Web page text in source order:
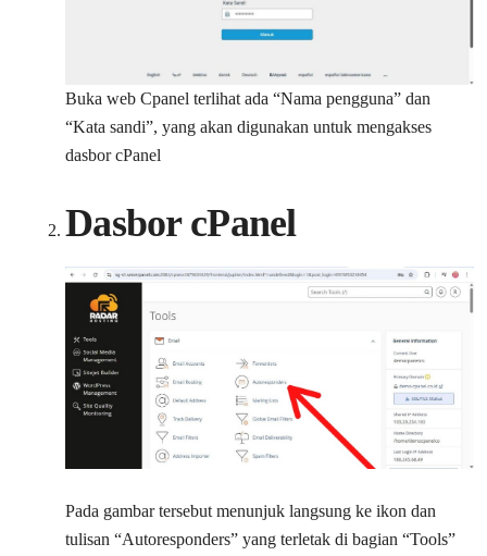
Buka web Cpanel terlihat ada “Nama pengguna” dan
“Kata sandi”, yang akan digunakan untuk mengakses
dasbor cPanel
Dasbor cPanel
Pada gambar tersebut menunjuk langsung ke ikon dan
tulisan “Autoresponders” yang terletak di bagian “Tools”